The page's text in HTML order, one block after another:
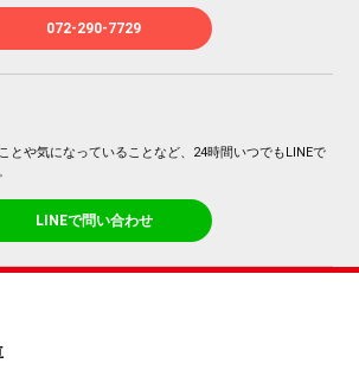
072-290-7729
とや気になっていることなど、24時間いつでもLINEで
LINEで問い合わせ